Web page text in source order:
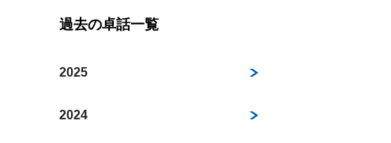
過去の卓話一覧
2025
2024